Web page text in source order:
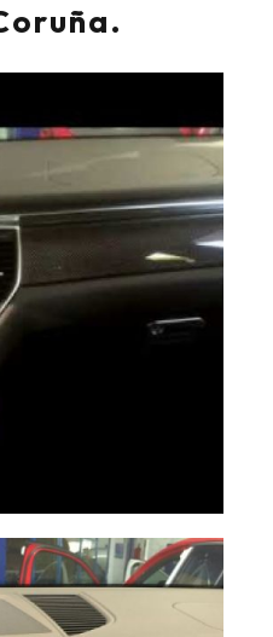
Ampliar